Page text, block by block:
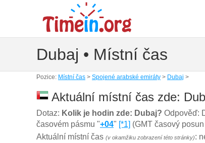
Dubaj • Místní čas
Pozice: Místní čas > Spojené arabské emiráty > Dubaj >
Aktuální místní čas zde:
Dotaz: Kolik je hodin zde: Dubaj? Odpověď:
časovém pásmu "+04" [*1] (GMT časový
Aktuální místní čas (v okamžiku zobrazení této stránky):